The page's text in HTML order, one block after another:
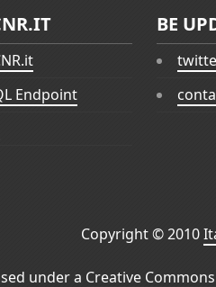
Endpoint
BE
Copyright © 2010
under a Creative